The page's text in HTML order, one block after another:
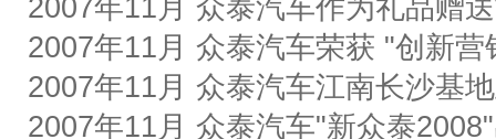
2007年11月 众泰汽车作为礼品赠
2007年11月 众泰汽车荣获 "创新营
2007年11月 众泰汽车江南长沙基
2007年11月 众泰汽车"新众泰2008"